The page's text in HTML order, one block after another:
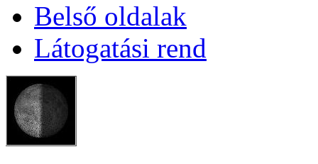
Bel­ső ol­da­lak
Lá­to­ga­tá­si rend